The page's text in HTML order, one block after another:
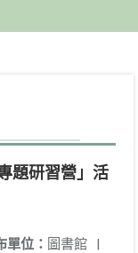
題研習營」活
單位： 圖書館 |